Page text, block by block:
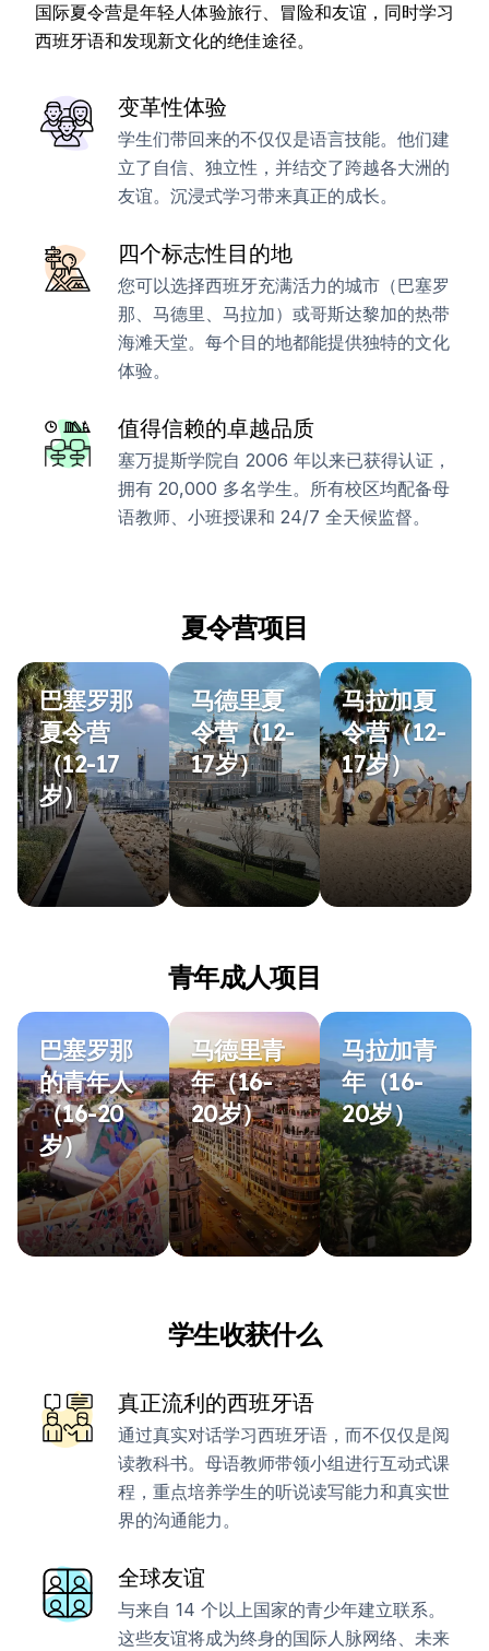
国际夏令营是年轻人体验旅行、冒险和友谊，同时学习
西班牙语和发现新文化的绝佳途径。
变革性体验
学生们带回来的不仅仅是语言技能。他们建
立了自信、独立性，并结交了跨越各大洲的
友谊。沉浸式学习带来真正的成长。
四个标志性目的地
您可以选择西班牙充满活力的城市（巴塞罗
那、马德里、马拉加）或哥斯达黎加的热带
海滩天堂。每个目的地都能提供独特的文化
体验。
值得信赖的卓越品质
塞万提斯学院自 2006 年以来已获得认证，
拥有 20,000 多名学生。所有校区均配备母
语教师、小班授课和 24/7 全天候监督。
夏令营项目
巴塞罗那
夏令营
（12-17
岁）
马德里夏
令营（12-
17岁）
马拉加夏
令营（12-
17岁）
青年成人项目
巴塞罗那
的青年人
（16-20
岁）
马德里青
年（16-
20岁）
马拉加青
年（16-
20岁）
学生收获什么
真正流利的西班牙语
通过真实对话学习西班牙语，而不仅仅是阅
读教科书。母语教师带领小组进行互动式课
程，重点培养学生的听说读写能力和真实世
界的沟通能力。
全球友谊
与来自 14 个以上国家的青少年建立联系。
这些友谊将成为终身的国际人脉网络、未来